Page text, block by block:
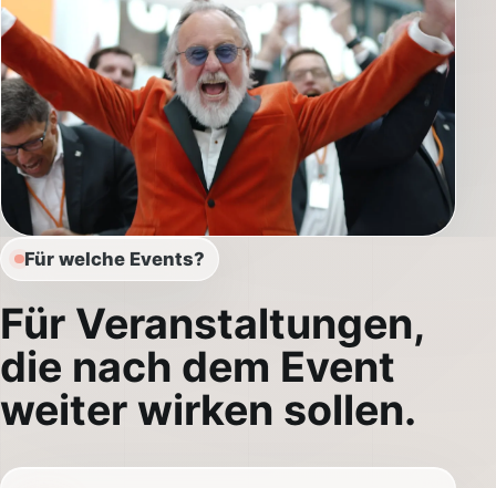
Für welche Events?
Für Veranstaltungen,
die nach dem Event
weiter wirken sollen.